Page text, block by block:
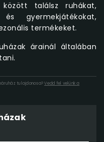
találsz ruhákat,
gyermekjátékokat,
termékeket.
árainál általában
tulajdonosa?Vedd fel velünk a